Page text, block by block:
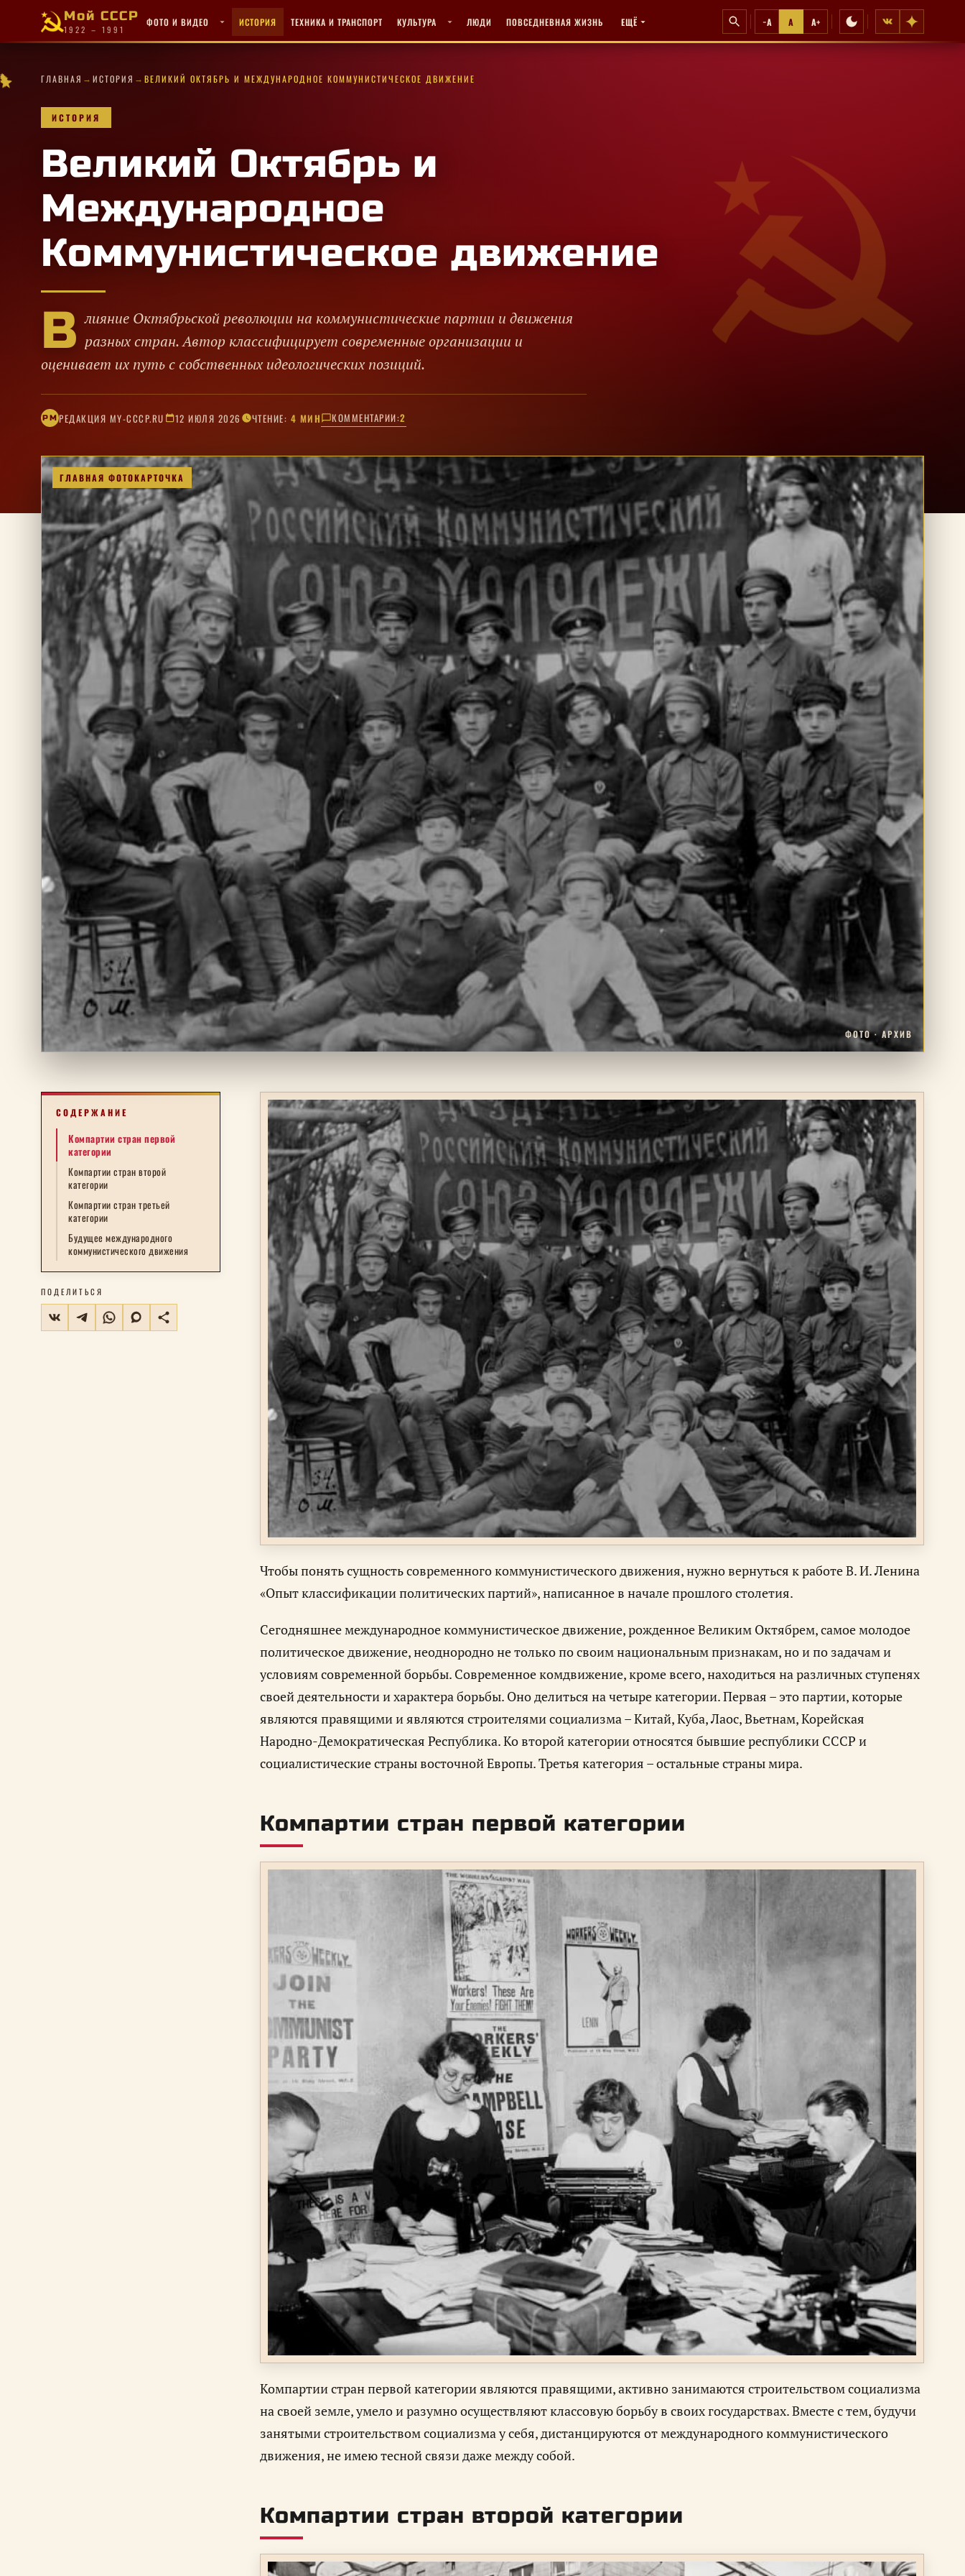
Мой СССР
1922 – 1991
ФОТО И ВИДЕО ИСТОРИЯ ТЕХНИКА И ТРАНСПОРТ КУЛЬТУРА ЛЮДИ ПОВСЕДНЕВНАЯ ЖИЗНЬ ЕЩЁ −A A A+
★
★
★
★
★
·✧★
★
★
★
★
★
★
✧
·✦
★
★
·
✧
★
✦
·
✧
·★✦
✦ ГЛАВНАЯ → ИСТОРИЯ → ВЕЛИКИЙ ОКТЯБРЬ И МЕЖДУНАРОДНОЕ КОММУНИСТИЧЕСКОЕ ДВИЖЕНИЕ
ИСТОРИЯ
Великий Октябрь и
Международное
Коммунистическое движение
В лияние Октябрьской революции на коммунистические партии и движения
разных стран. Автор классифицирует современные организации и
оценивает их путь с собственных идеологических позиций.
РM РЕДАКЦИЯ MY-CCCP.RU 12 ИЮЛЯ 2026 ЧТЕНИЕ: 4 МИН КОММЕНТАРИИ:2
ГЛАВНАЯ ФОТОКАРТОЧКА
ФОТО · АРХИВ
СОДЕРЖАНИЕ
Компартии стран первой
категории
Компартии стран второй
категории
Компартии стран третьей
категории
Будущее международного
коммунистического движения
ПОДЕЛИТЬСЯ
Чтобы понять сущность современного коммунистического движения, нужно вернуться к работе В. И. Ленина
«Опыт классификации политических партий», написанное в начале прошлого столетия.
Сегодняшнее международное коммунистическое движение, рожденное Великим Октябрем, самое молодое
политическое движение, неоднородно не только по своим национальным признакам, но и по задачам и
условиям современной борьбы. Современное комдвижение, кроме всего, находиться на различных ступенях
своей деятельности и характера борьбы. Оно делиться на четыре категории. Первая – это партии, которые
являются правящими и являются строителями социализма – Китай, Куба, Лаос, Вьетнам, Корейская
Народно-Демократическая Республика. Ко второй категории относятся бывшие республики СССР и
социалистические страны восточной Европы. Третья категория – остальные страны мира.
Компартии стран первой категории
Компартии стран первой категории являются правящими, активно занимаются строительством социализма
на своей земле, умело и разумно осуществляют классовую борьбу в своих государствах. Вместе с тем, будучи
занятыми строительством социализма у себя, дистанцируются от международного коммунистического
движения, не имею тесной связи даже между собой.
Компартии стран второй категории